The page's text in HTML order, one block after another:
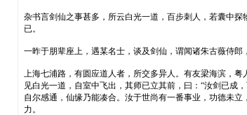
杂书言剑仙之事甚多，所云白光一道，百步刺人，若囊中
已。
一昨于朋辈座上，遇某名士，谈及剑仙，谓闻诸朱古薇侍郎
上海七浦路，有圆应道人者，所交多异人。有友梁海滨，
见白光一道，自室中飞出，其师已立其前，曰：“汝剑已成
自尔感通，仙缘乃能凑合。汝于世尚有一番事业，功德未
力。